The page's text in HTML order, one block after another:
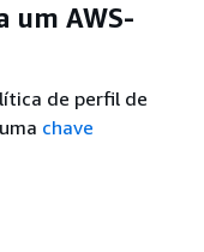
um AWS-
de perfil de
chave